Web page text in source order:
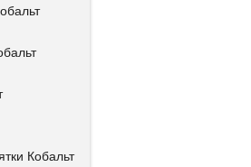
Кобальт